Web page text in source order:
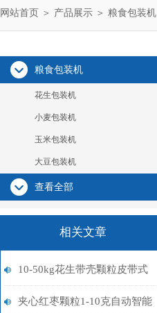
网站首页 ＞ 产品展示 ＞ 粮食包装机
粮食包装机
花生包装机
小麦包装机
玉米包装机
大豆包装机
查看全部
相关文章
10-50kg花生带壳颗粒皮带式
上料电子多功能称重包装机简
夹心红枣颗粒1-10克自动智能